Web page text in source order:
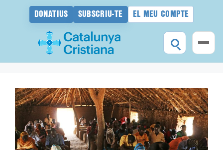
DONATIUS SUBSCRIU-TE EL MEU COMPTE
contingut